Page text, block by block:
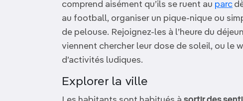
comprend aisément qu’ils se ruent au parc
au football, organiser un pique-nique ou
de pelouse. Rejoignez-les à l’heure du
viennent chercher leur dose de soleil, ou le
d’activités ludiques.
Explorer la ville